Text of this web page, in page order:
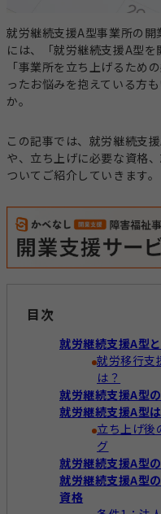
求人広告掲載・
その他のサービス
ホームページ作
就労系サ
テーマからコラムを探す
経営運営
キーワードからコラムを
記録 帳
国保連請求
就労継続支援A型事業所の
には、「就労継続支援A型
「事業所を立ち上げるため
ったお悩みを抱えている方
か。
この記事では、就労継続支
や、立ち上げに必要な資格
ついてご紹介していきます。
目次
就労継続支援A型
就労移行支
は？
就労継続支援A型
就労継続支援A型
立ち上げ後
グ
就労継続支援A型
就労継続支援A型
資格